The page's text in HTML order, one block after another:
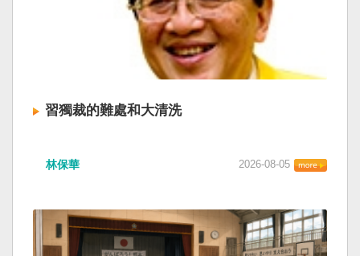
習獨裁的難處和大清洗
林保華 2026-08-05